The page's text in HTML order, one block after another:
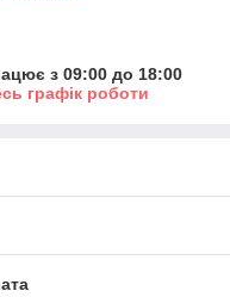
з 09:00 до 18:00
графік роботи